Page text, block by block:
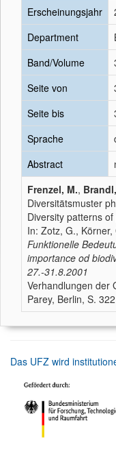
Erscheinungsjahr
Department
Band/Volume
Seite von
Seite bis
Sprache
Abstract
Frenzel, M.,
Diversitätsmuster
Diversity patterns
In: Zotz, G., Körner,
Funktionelle
importance od
27.-31.8.2001
Verhandlungen der
Parey, Berlin, S.
Das UFZ wird